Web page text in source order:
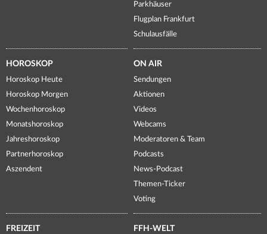
Parkhäuser
Flugplan Frankfurt
Schulausfälle
HOROSKOP
Horoskop Heute
Horoskop Morgen
Wochenhoroskop
Monatshoroskop
Jahreshoroskop
Partnerhoroskop
Aszendent
ON AIR
Sendungen
Aktionen
Videos
Webcams
Moderatoren & Team
Podcasts
News-Podcast
Themen-Ticker
Voting
FREIZEIT FFH-WELT